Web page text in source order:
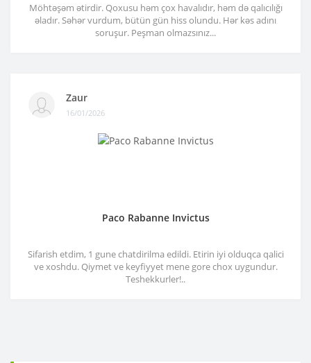
Möhtəşəm ətirdir. Qoxusu həm çox havalıdır, həm də qalıcılığı
əladır. Səhər vurdum, bütün gün hiss olundu. Hər kəs adını
soruşur. Peşman olmazsınız...
Zaur
16/01/2026
Paco Rabanne Invictus
Sifarish etdim, 1 gune chatdirilma edildi. Etirin iyi olduqca qalici
ve xoshdu. Qiymet ve keyfiyyet mene gore chox uygundur.
Teshekkurler!..